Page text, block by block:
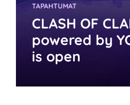
CLASH OF
powered by
is open
KATEGORIA:
TAPAHTUMAT